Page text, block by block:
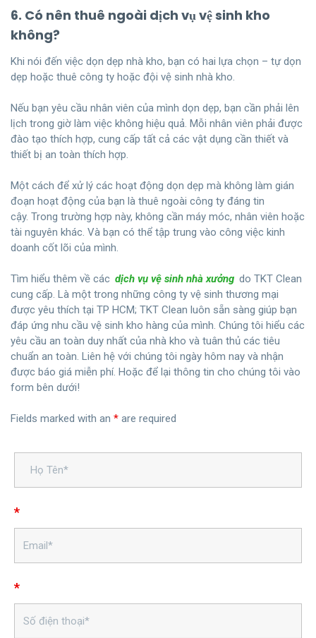
6. Có nên thuê ngoài dịch vụ vệ sinh kho
không?
Khi nói đến việc dọn dẹp nhà kho, bạn có hai lựa chọn – tự dọn
dẹp hoặc thuê công ty hoặc đội vệ sinh nhà kho.
Nếu bạn yêu cầu nhân viên của mình dọn dẹp, bạn cần phải lên
lịch trong giờ làm việc không hiệu quả. Mỗi nhân viên phải được
đào tạo thích hợp, cung cấp tất cả các vật dụng cần thiết và
thiết bị an toàn thích hợp.
Một cách để xử lý các hoạt động dọn dẹp mà không làm gián
đoạn hoạt động của bạn là thuê ngoài công ty đáng tin
cậy. Trong trường hợp này, không cần máy móc, nhân viên hoặc
tài nguyên khác. Và bạn có thể tập trung vào công việc kinh
doanh cốt lõi của mình.
Tìm hiểu thêm về các dịch vụ vệ sinh nhà xưởng do TKT Clean
cung cấp. Là một trong những công ty vệ sinh thương mại
được yêu thích tại TP HCM; TKT Clean luôn sẵn sàng giúp bạn
đáp ứng nhu cầu vệ sinh kho hàng của mình. Chúng tôi hiểu các
yêu cầu an toàn duy nhất của nhà kho và tuân thủ các tiêu
chuẩn an toàn. Liên hệ với chúng tôi ngày hôm nay và nhận
được báo giá miễn phí. Hoặc để lại thông tin cho chúng tôi vào
form bên dưới!
Fields marked with an * are required
*
*